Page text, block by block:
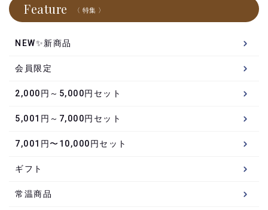
Feature 〈 特集 〉
NEW✨新商品
会員限定
2,000円～5,000円セット
5,001円～7,000円セット
7,001円〜10,000円セット
ギフト
常温商品